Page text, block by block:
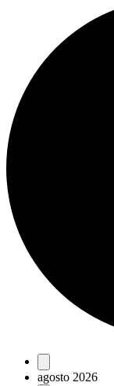
Eventos
agosto 2026